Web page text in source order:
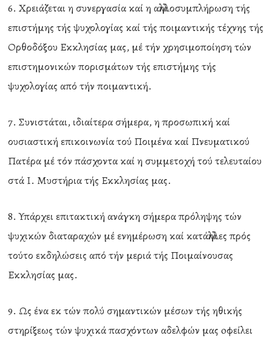
6. Χρειάζεται η συνεργασία καί η αλληλοσυμπλήρωση τής
επιστήμης τής ψυχολογίας καί τής ποιμαντικής τέχνης τής
Ορθοδόξου Εκκλησίας μας, μέ τήν χρησιμοποίηση τών
επιστημονικών πορισμάτων τής επιστήμης τής
ψυχολογίας από τήν ποιμαντική.
7. Συνιστάται, ιδιαίτερα σήμερα, η προσωπική καί
ουσιαστική επικοινωνία τού Ποιμένα καί Πνευματικού
Πατέρα μέ τόν πάσχοντα καί η συμμετοχή τού τελευταίου
στά Ι. Μυστήρια τής Εκκλησίας μας.
8. Υπάρχει επιτακτική ανάγκη σήμερα πρόληψης τών
ψυχικών διαταραχών μέ ενημέρωση καί κατάλληλες πρός
τούτο εκδηλώσεις από τήν μεριά τής Ποιμαίνουσας
Εκκλησίας μας.
9. Ως ένα εκ τών πολύ σημαντικών μέσων τής ηθικής
στηρίξεως τών ψυχικά πασχόντων αδελφών μας oφείλει